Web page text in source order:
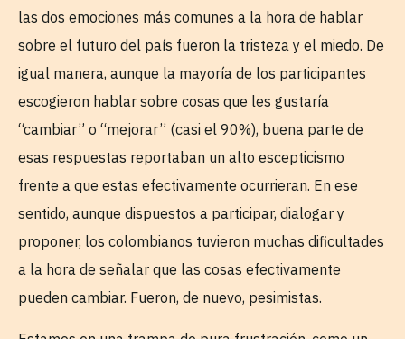
las dos emociones más comunes a la hora de hablar
sobre el futuro del país fueron la tristeza y el miedo. De
igual manera, aunque la mayoría de los participantes
escogieron hablar sobre cosas que les gustaría
“cambiar” o “mejorar” (casi el 90%), buena parte de
esas respuestas reportaban un alto escepticismo
frente a que estas efectivamente ocurrieran. En ese
sentido, aunque dispuestos a participar, dialogar y
proponer, los colombianos tuvieron muchas dificultades
a la hora de señalar que las cosas efectivamente
pueden cambiar. Fueron, de nuevo, pesimistas.